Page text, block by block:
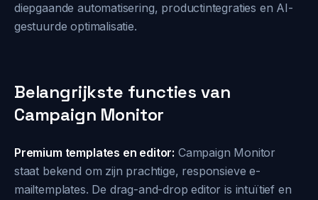
diepgaande automatisering, productintegraties en AI-
gestuurde optimalisatie.
Belangrijkste functies van
Campaign Monitor
Premium templates en editor: Campaign Monitor
staat bekend om zijn prachtige, responsieve e-
mailtemplates. De drag-and-drop editor is intuïtief en